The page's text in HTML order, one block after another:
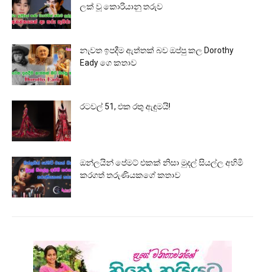
ලක් වූ කොරියානු තරුව
නැවත ඉපදීම ඇත්තක් බව ඔප්පු කල Dorothy
Eady ගෙ කතාව
රටවල් 51, එක රතු ඇඳුමයි!
ඔන්ලයින් පේමට් එකක් නිසා මුදල් සියල්ල අහිමි
කරගත් තරුණියකගේ කතාව